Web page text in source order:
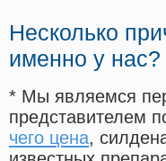
Несколько
именно у нас?
* Мы являемся
представителем
чего цена,